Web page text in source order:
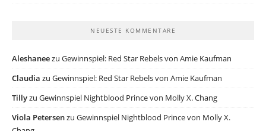
NEUESTE KOMMENTARE
Aleshaneezu Gewinnspiel: Red Star Rebels von Amie Kaufman
Claudia zu Gewinnspiel: Red Star Rebels von Amie Kaufman
Tillyzu Gewinnspiel Nightblood Prince von Molly X. Chang
Viola Petersenzu Gewinnspiel Nightblood Prince von Molly X.